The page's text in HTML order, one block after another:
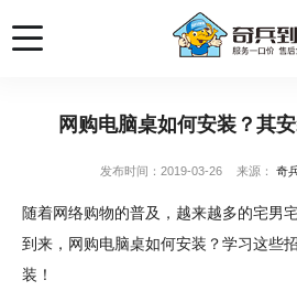
网购电脑桌如何安装？其
发布时间：2019-03-26 来源： 奇
随着网络购物的普及，越来越多的宅男
到来，网购电脑桌如何安装？学习这些
装！